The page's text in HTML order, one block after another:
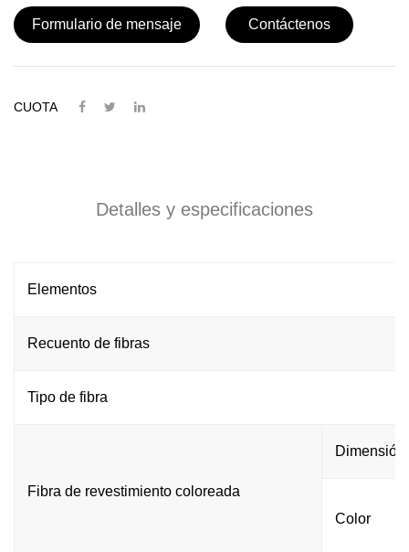
Formulario de mensaje Contáctenos
CUOTA
Detalles y especificaciones
Elementos
Recuento de fibras
Tipo de fibra
Fibra de revestimiento coloreada
Dimensión
Color